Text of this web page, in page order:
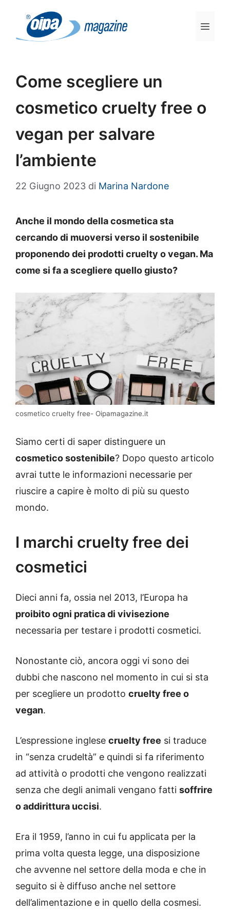
contenuto
Come scegliere un
cosmetico cruelty free o
vegan per salvare
l’ambiente
22 Giugno 2023 di Marina Nardone
Anche il mondo della cosmetica sta
cercando di muoversi verso il sostenibile
proponendo dei prodotti cruelty o vegan. Ma
come si fa a scegliere quello giusto?
cosmetico cruelty free- Oipamagazine.it
Siamo certi di saper distinguere un
cosmetico sostenibile? Dopo questo articolo
avrai tutte le informazioni necessarie per
riuscire a capire è molto di più su questo
mondo.
I marchi cruelty free dei
cosmetici
Dieci anni fa, ossia nel 2013, l’Europa ha
proibito ogni pratica di vivisezione
necessaria per testare i prodotti cosmetici.
Nonostante ciò, ancora oggi vi sono dei
dubbi che nascono nel momento in cui si sta
per scegliere un prodotto cruelty free o
vegan.
L’espressione inglese cruelty free si traduce
in “senza crudeltà” e quindi si fa riferimento
ad attività o prodotti che vengono realizzati
senza che degli animali vengano fatti soffrire
o addirittura uccisi.
Era il 1959, l’anno in cui fu applicata per la
prima volta questa legge, una disposizione
che avvenne nel settore della moda e che in
seguito si è diffuso anche nel settore
dell’alimentazione e in quello della cosmesi.